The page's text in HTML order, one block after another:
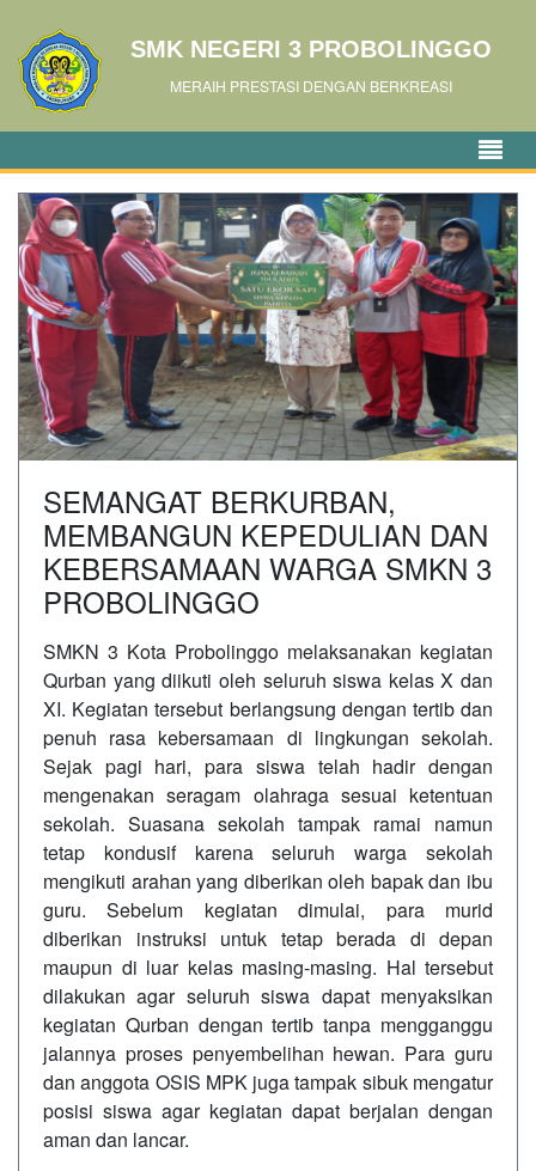
SMK NEGERI 3 PROBOLINGGO
MERAIH PRESTASI DENGAN BERKREASI
SEMANGAT BERKURBAN,
MEMBANGUN KEPEDULIAN DAN
KEBERSAMAAN WARGA SMKN 3
PROBOLINGGO
SMKN 3 Kota Probolinggo melaksanakan kegiatan
Qurban yang diikuti oleh seluruh siswa kelas X dan
XI. Kegiatan tersebut berlangsung dengan tertib dan
penuh rasa kebersamaan di lingkungan sekolah.
Sejak pagi hari, para siswa telah hadir dengan
mengenakan seragam olahraga sesuai ketentuan
sekolah. Suasana sekolah tampak ramai namun
tetap kondusif karena seluruh warga sekolah
mengikuti arahan yang diberikan oleh bapak dan ibu
guru. Sebelum kegiatan dimulai, para murid
diberikan instruksi untuk tetap berada di depan
maupun di luar kelas masing-masing. Hal tersebut
dilakukan agar seluruh siswa dapat menyaksikan
kegiatan Qurban dengan tertib tanpa mengganggu
jalannya proses penyembelihan hewan. Para guru
dan anggota OSIS MPK juga tampak sibuk mengatur
posisi siswa agar kegiatan dapat berjalan dengan
aman dan lancar.